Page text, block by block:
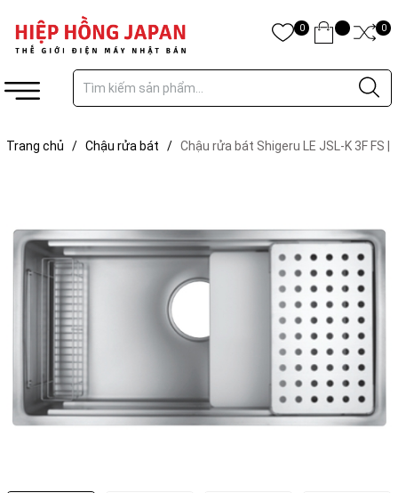
0 0
Trang chủ / Chậu rửa bát / Chậu rửa bát Shigeru LE JSL-K 3F FS |